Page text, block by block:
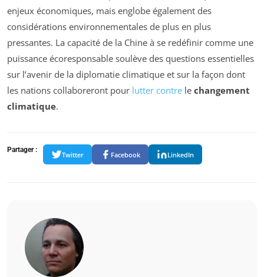
enjeux économiques, mais englobe également des
considérations environnementales de plus en plus
pressantes. La capacité de la Chine à se redéfinir comme une
puissance écoresponsable soulève des questions essentielles
sur l’avenir de la diplomatie climatique et sur la façon dont
les nations collaboreront pour lutter contre le changement
climatique.
Partager :
Twitter Facebook LinkedIn